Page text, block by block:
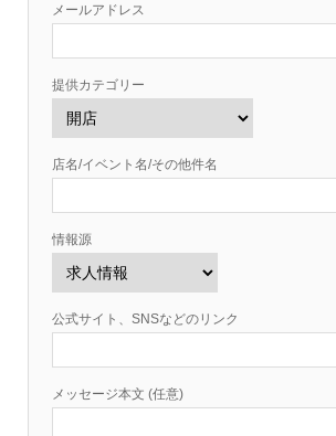
メールアドレス
提供カテゴリー
店名/イベント名/その他件名
情報源
公式サイト、SNSなどのリンク
メッセージ本文 (任意)